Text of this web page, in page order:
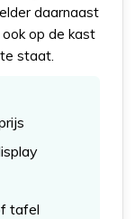
daarnaast
ook op de kast
staat.
tafel